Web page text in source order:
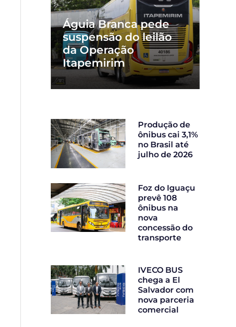
Águia Branca pede
suspensão do leilão
da Operação
Itapemirim
Produção de
ônibus cai 3,1%
no Brasil até
julho de 2026
Foz do Iguaçu
prevê 108
ônibus na
nova
concessão do
transporte
IVECO BUS
chega a El
Salvador com
nova parceria
comercial